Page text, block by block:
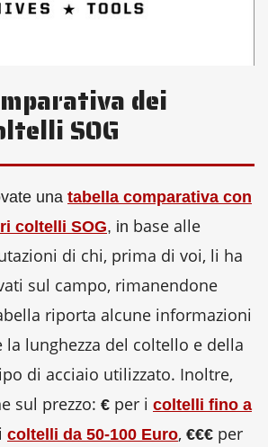
dei
SOG
una tabella comparativa con
coltelli SOG, in base alle
di chi, prima di voi, li ha
sul campo, rimanendone
riporta alcune informazioni
la lunghezza del coltello e della
di acciaio utilizzato. Inoltre,
sul prezzo: € per i coltelli fino a
coltelli da 50-100 Euro, €€€ per